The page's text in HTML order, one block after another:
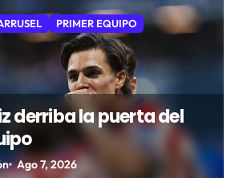
PRIMER EQUIPO
derriba la puerta del
Ago 7, 2026